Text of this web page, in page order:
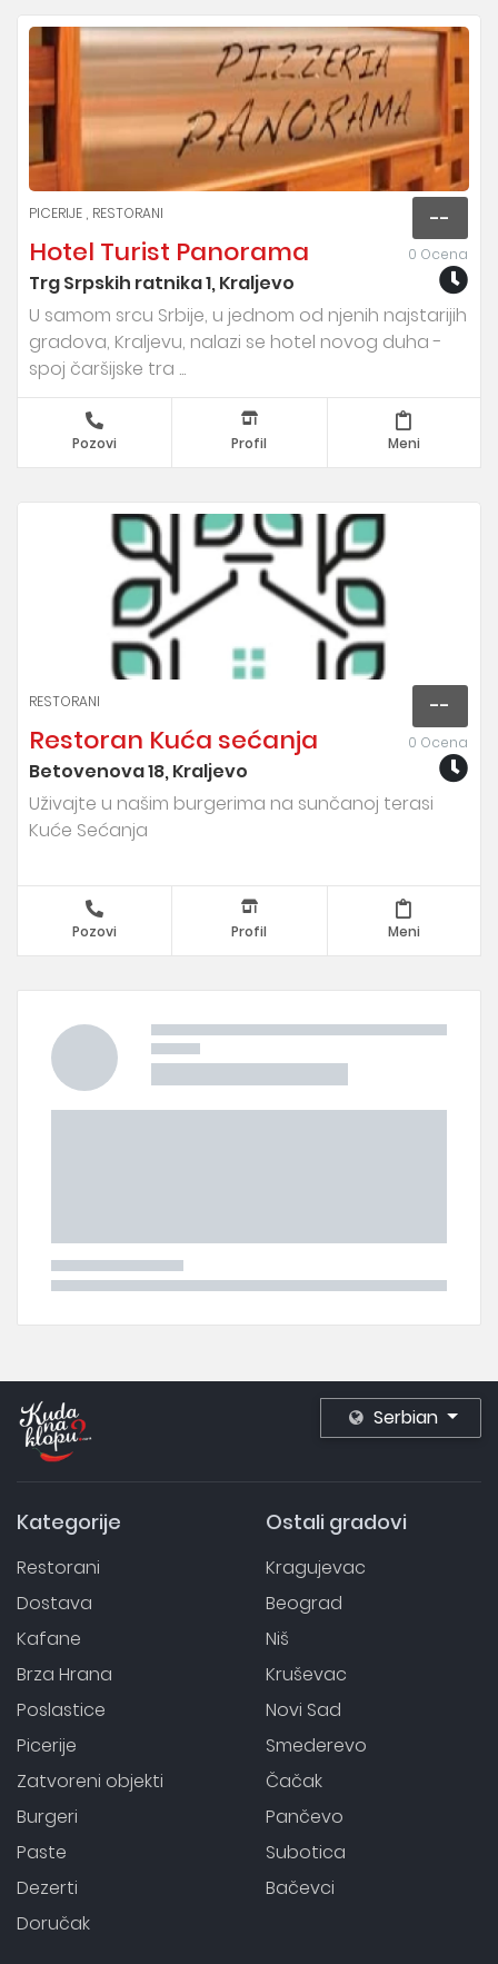
--
0 Ocena
PICERIJE RESTORANI
Hotel Turist Panorama
Trg Srpskih ratnika 1, Kraljevo
U samom srcu Srbije, u jednom od njenih najstarijih
gradova, Kraljevu, nalazi se hotel novog duha -
spoj čaršijske tra ...
Pozovi Profil Meni
--
0 Ocena
RESTORANI
Restoran Kuća sećanja
Betovenova 18, Kraljevo
Uživajte u našim burgerima na sunčanoj terasi
Kuće Sećanja
Pozovi Profil Meni
Serbian
Kategorije
Restorani
Dostava
Kafane
Brza Hrana
Poslastice
Picerije
Zatvoreni objekti
Burgeri
Paste
Dezerti
Doručak
Ostali gradovi
Kragujevac
Beograd
Niš
Kruševac
Novi Sad
Smederevo
Čačak
Pančevo
Subotica
Bačevci